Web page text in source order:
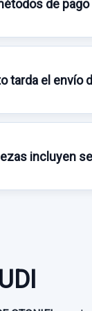
de
tarda el envío
incluyen